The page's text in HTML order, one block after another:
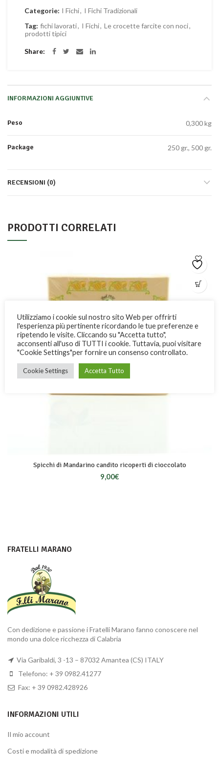
Categorie: I Fichi, I Fichi Tradizionali
Tag: fichi lavorati, I Fichi, Le crocette farcite con noci,
prodotti tipici
Share
INFORMAZIONI AGGIUNTIVE
Peso 0,300 kg
Package 250 gr., 500 gr.
RECENSIONI (0)
PRODOTTI CORRELATI
Spicchi di Mandarino candito ricoperti di cioccolato
9,00€
FRATELLI MARANO
Con dedizione e passione i Fratelli Marano fanno conoscere nel
mondo una dolce ricchezza di Calabria
Via Garibaldi, 3 -13 – 87032 Amantea (CS) ITALY
Telefono: + 39 0982.41277
Fax: + 39 0982.428926
INFORMAZIONI UTILI
Il mio account
Costi e modalità di spedizione
Utilizziamo i cookie sul nostro sito Web per offrirti
l'esperienza più pertinente ricordando le tue preferenze e
ripetendo le visite. Cliccando su "Accetta tutto",
acconsenti all'uso di TUTTI i cookie. Tuttavia, puoi visitare
"Cookie Settings"per fornire un consenso controllato.
Cookie Settings Accetta Tutto